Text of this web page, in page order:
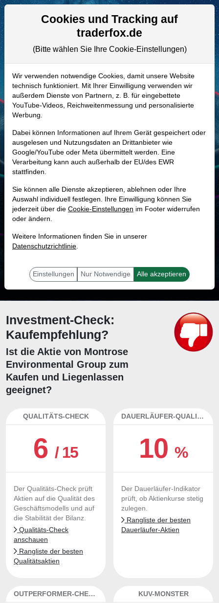
Aktien- und Artikelsuche
A2P939 | MEG–Montrose
Environmental Group Aktie
Realtime-Aktienkurs:
- - -
-
Marktkapitalisierung 579,79 Mio. USD
Unternehmenswert
Umsatz 830,54 Mio. USD
19.2 %
mit dieser Aktie erfolgreich sein.
Investment-Check:
Kaufempfehlung?
Ist die Aktie von Montrose
Environmental Group zum
Kaufen und Liegenlassen
geeignet?
QUALITÄTS-CHECK
6/ 15
Der Qualitäts-Check prüft
Aktien auf die Qualität des
Geschäftsmodells und auf
die Stabilität der Bilanz.
Qualitäts-Check
anschauen
Rangliste der besten
Qualitätsaktien
DAUERLÄUFER-QUALITÄTEN
10%
Der Dauerläufer-Indikator
prüft, ob Aktienkurse stetig
zulegen.
Rangliste der besten
Dauerläufer-Aktien
OUTPERFORMER-CHECK KUV-MONSTER
Cookies und Tracking auf
traderfox.de
(Bitte wählen Sie Ihre Cookie-Einstellungen)
Wir verwenden notwendige Cookies, damit unsere Website
technisch funktioniert. Mit Ihrer Einwilligung verwenden wir
außerdem Dienste von Partnern, z. B. für eingebettete
YouTube-Videos, Reichweitenmessung und personalisierte
Werbung.
Dabei können Informationen auf Ihrem Gerät gespeichert oder
ausgelesen und Nutzungsdaten an Drittanbieter wie
Google/YouTube oder Meta übermittelt werden. Eine
Verarbeitung kann auch außerhalb der EU/des EWR
stattfinden.
Sie können alle Dienste akzeptieren, ablehnen oder Ihre
Auswahl individuell festlegen. Ihre Einwilligung können Sie
jederzeit über die Cookie-Einstellungen im Footer widerrufen
oder ändern.
Weitere Informationen finden Sie in unserer
Datenschutzrichtlinie.
Einstellungen Nur Notwendige Alle akzeptieren